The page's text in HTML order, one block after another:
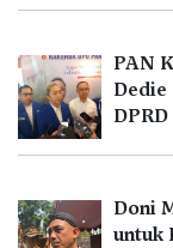
PAN
Dedie
DPRD
Doni
untuk